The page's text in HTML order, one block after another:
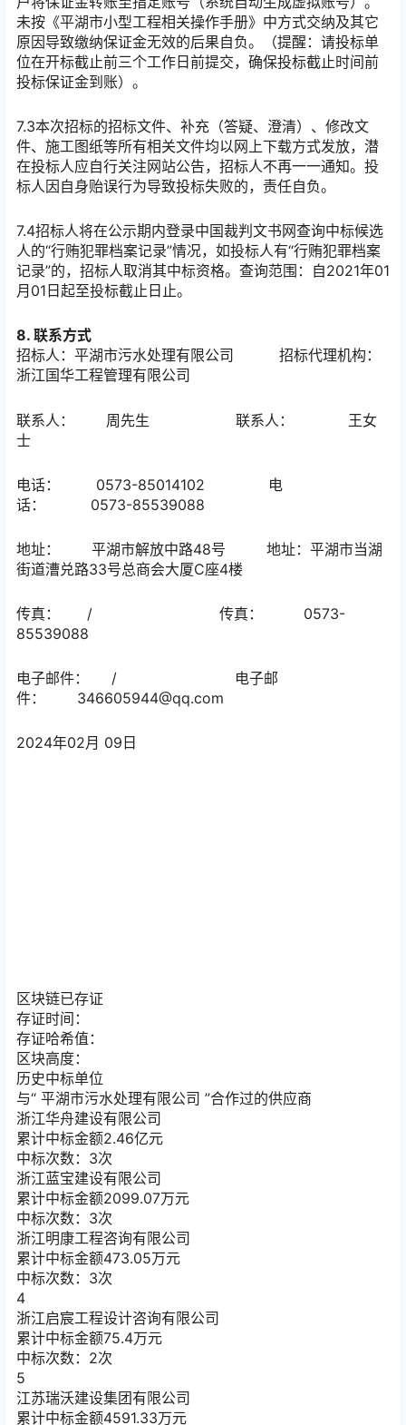
未按《平湖市小型工程相关操作手册》中方式交纳及其它
原因导致缴纳保证金无效的后果自负。（提醒：请投标单
位在开标截止前三个工作日前提交，确保投标截止时间前
投标保证金到账）。
7.3本次招标的招标文件、补充（答疑、澄清）、修改文
件、施工图纸等所有相关文件均以网上下载方式发放，潜
在投标人应自行关注网站公告，招标人不再一一通知。投
标人因自身贻误行为导致投标失败的，责任自负。
7.4招标人将在公示期内登录中国裁判文书网查询中标候选
人的“行贿犯罪档案记录”情况，如投标人有“行贿犯罪档案
记录”的，招标人取消其中标资格。查询范围：自2021年01
月01日起至投标截止日止。
8. 联系方式
招标人：平湖市污水处理有限公司 招标代理机构：
浙江国华工程管理有限公司
联系人： 周先生 联系人： 王女
士
电话： 0573-85014102 电
话： 0573-85539088
地址： 平湖市解放中路48号 地址：平湖市当湖
街道漕兑路33号总商会大厦C座4楼
传真： / 传真： 0573-
85539088
电子邮件： / 电子邮
件： 346605944@qq.com
2024年02月 09日
区块链已存证
存证时间：
存证哈希值：
区块高度：
历史中标单位
与“ 平湖市污水处理有限公司 ”合作过的供应商
浙江华舟建设有限公司
累计中标金额2.46亿元
中标次数：3次
浙江蓝宝建设有限公司
累计中标金额2099.07万元
中标次数：3次
浙江明康工程咨询有限公司
累计中标金额473.05万元
中标次数：3次
4
浙江启宸工程设计咨询有限公司
累计中标金额75.4万元
中标次数：2次
5
江苏瑞沃建设集团有限公司
累计中标金额4591.33万元